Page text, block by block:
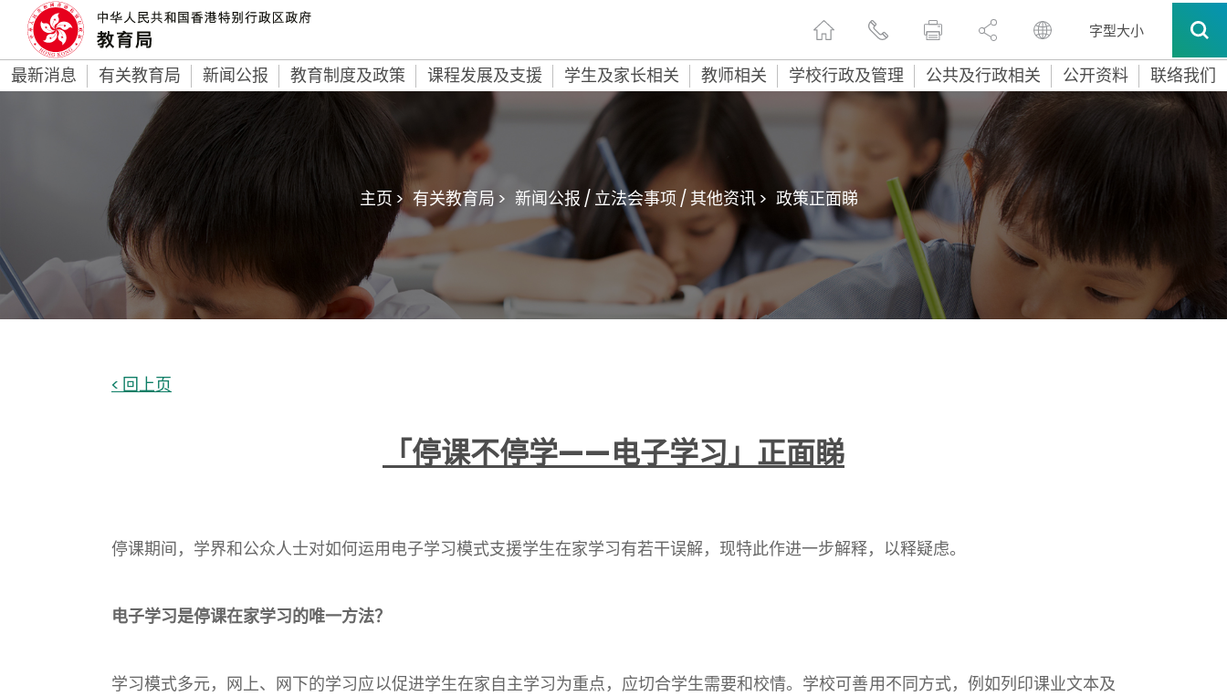
字型大小
最新消息 有关教育局 新闻公报 教育制度及政策 课程发展及支援 学生及家长相关 教师相关 学校行政及管理 公共及行政相关 公开资料 联络我们
主页 > 有关教育局 > 新闻公报 / 立法会事项 / 其他资讯 > 政策正面睇
< 回上页
「停课不停学——电子学习」正面睇
停课期间，学界和公众人士对如何运用电子学习模式支援学生在家学习有若干误解，现特此作进一步解释，以释疑虑。
电子学习是停课在家学习的唯一方法？
学习模式多元，网上、网下的学习应以促进学生在家自主学习为重点，应切合学生需要和校情。学校可善用不同方式，例如列印课业文本及